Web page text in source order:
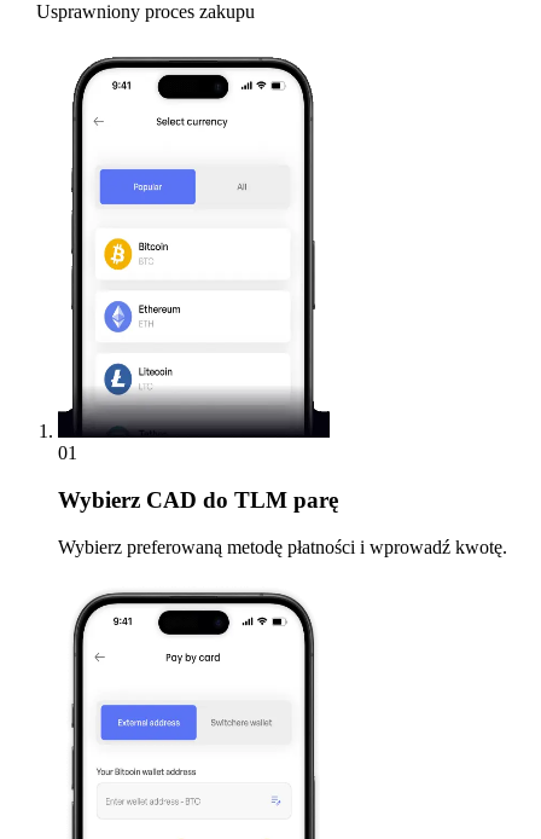
Usprawniony proces zakupu
01
Wybierz CAD do TLM parę
Wybierz preferowaną metodę płatności i wprowadź kwotę.